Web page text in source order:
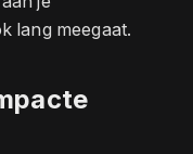
lang meegaat.